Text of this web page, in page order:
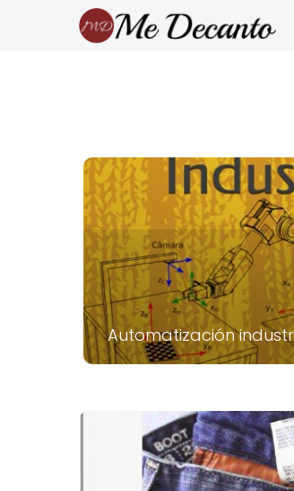
Automatización